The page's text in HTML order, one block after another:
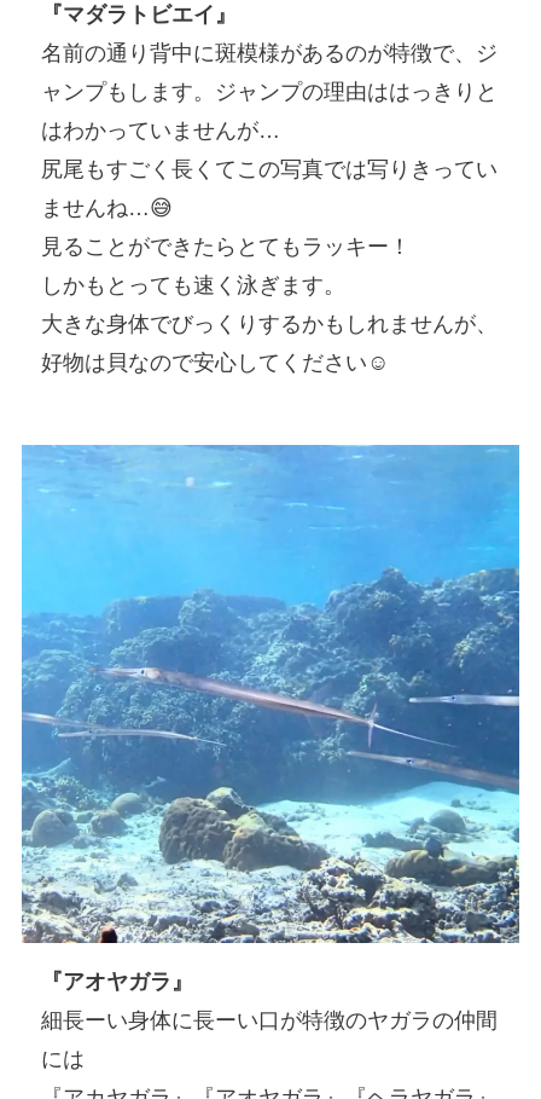
『マダラトビエイ』
名前の通り背中に斑模様があるのが特徴で、ジ
ャンプもします。ジャンプの理由ははっきりと
はわかっていませんが…
尻尾もすごく長くてこの写真では写りきってい
ませんね…😅
見ることができたらとてもラッキー！
しかもとっても速く泳ぎます。
大きな身体でびっくりするかもしれませんが、
好物は貝なので安心してください☺️
『アオヤガラ』
細長ーい身体に長ーい口が特徴のヤガラの仲間
には